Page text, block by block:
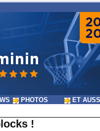
PHOTOS ET
!